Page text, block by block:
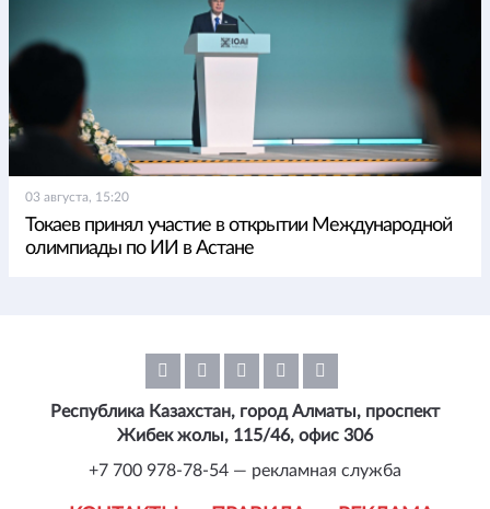
03 августа, 15:20
Токаев принял участие в открытии Международной
олимпиады по ИИ в Астане
Республика Казахстан, город Алматы, проспект
Жибек жолы, 115/46, офис 306
+7 700 978-78-54 — рекламная служба